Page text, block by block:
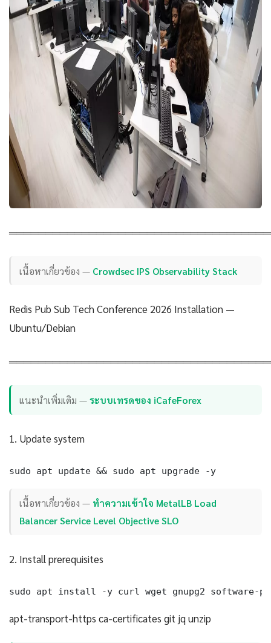
เนื้อหาเกี่ยวข้อง — Crowdsec IPS Observability Stack
Redis Pub Sub Tech Conference 2026 Installation —
Ubuntu/Debian
แนะนำเพิ่มเติม —ระบบเทรดของ iCafeForex
1. Update system
sudo apt update && sudo apt upgrade -y
เนื้อหาเกี่ยวข้อง — ทำความเข้าใจ MetalLB Load
Balancer Service Level Objective SLO
2. Install prerequisites
sudo apt install -y curl wget gnupg2 software-
apt-transport-https ca-certificates git jq unzip